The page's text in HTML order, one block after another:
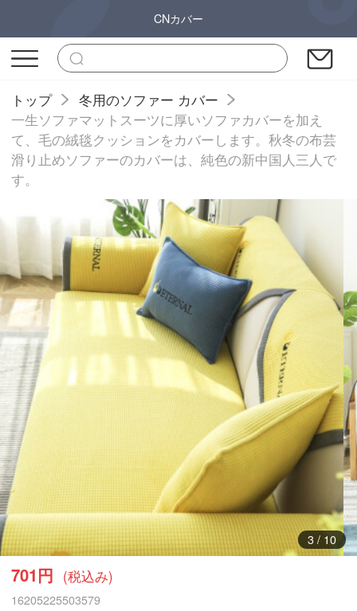
CNカバー
トップ
冬用のソファー カバー
一生ソファマットスーツに厚いソファカバーを加え
て、毛の絨毯クッションをカバーします。秋冬の布芸
滑り止めソファーのカバーは、純色の新中国人三人で
す。
3/ 10
701円 (税込み)
16205225503579